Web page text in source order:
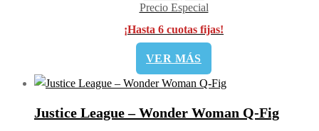
Precio Especial
¡Hasta 6 cuotas fijas!
VER MÁS
Justice League – Wonder Woman Q-Fig